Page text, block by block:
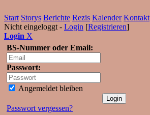
Start Storys Berichte Rezis Kalender Kontakt
Nicht eingeloggt - Login [Registrieren]
Login X
BS-Nummer oder Email:
Passwort:
Angemeldet bleiben
Passwort vergessen?